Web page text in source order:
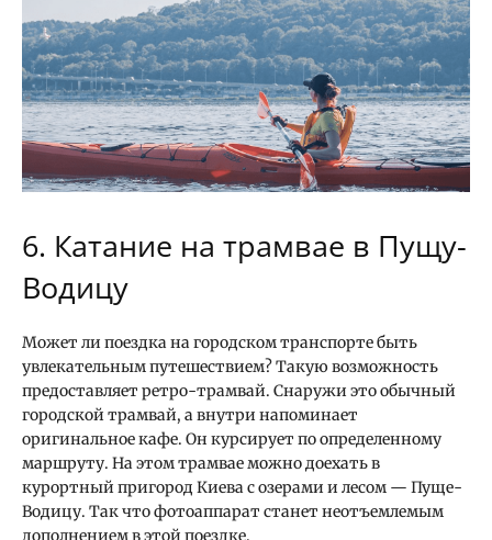
6. Катание на трамвае в Пущу-
Водицу
Может ли поездка на городском транспорте быть
увлекательным путешествием? Такую возможность
предоставляет ретро-трамвай. Снаружи это обычный
городской трамвай, а внутри напоминает
оригинальное кафе. Он курсирует по определенному
маршруту. На этом трамвае можно доехать в
курортный пригород Киева с озерами и лесом — Пуще-
Водицу. Так что фотоаппарат станет неотъемлемым
дополнением в этой поездке.